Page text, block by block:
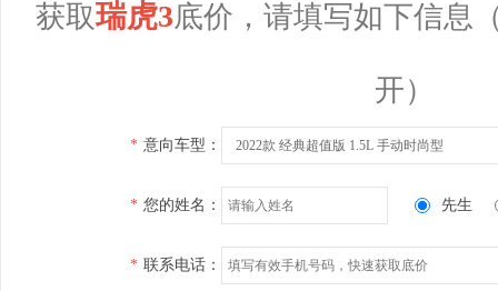
获取瑞虎3底价，请填写如下信息
开）
* 意向车型： 2022款 经典超值版 1.5L 手动时尚型
* 您的姓名： 先生
* 联系电话：